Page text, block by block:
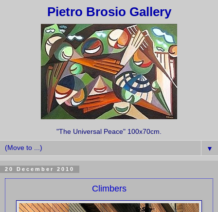
Pietro Brosio Gallery
"The Universal Peace" 100x70cm.
▼
20 December 2010
Climbers